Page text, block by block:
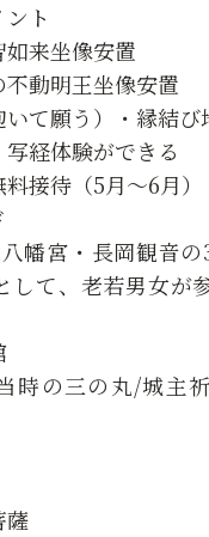
ト
来坐像安置
動明王坐像安置
て願う）・縁結び
経体験ができる
接待（5月～6月）
幡宮・長岡観音
して、老若男女が
時の三の丸/城主
薩